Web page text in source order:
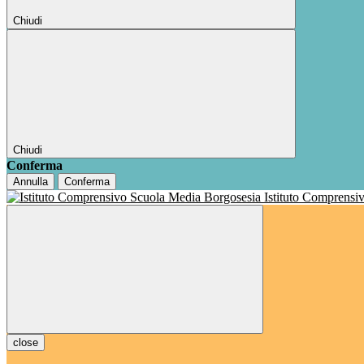
Chiudi
Chiudi
Conferma
Annulla Conferma
Istituto
close